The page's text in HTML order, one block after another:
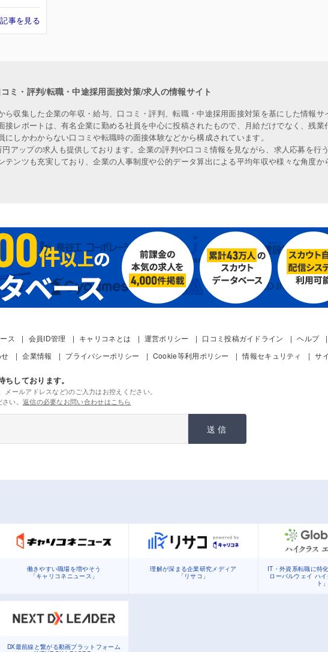
事を見る
ミ・評判/転職・中途採用面接対策/求人の情報サイト
ら収集した企業の年収・給与、口コミ・評判、転職・中途採用面接対策を基にした情報
接レポートは、有名企業に勤める社員を中心に投稿されたもので、月給だけでなく、残
しかわからない口コミや転職時の面接体験などから構成されています。
アップの求人も提供しております。企業の評判や口コミ情報を見ながら、求人応募を行
テンツも充実しており、企業の人事制度や公的データ算出による平均年収や様々な角度
ス 会員ID管理 キャリコネとは 運営ポリシー 口コミ投稿ガイドライン ヘルプ
企業情報 プライバシーポリシー Cookie等利用ポリシー 情報セキュリティ サ
しております。
ールアドレスなど)のご入力はお控えください。
い。 返信の必要なお問い合わせはこちら
送信
働きやすい職場を増やそう
「キャリコネニュース」
理解が深まる企業研究メディア
「リサコ」
IT・外資系転職に特
ローバルウェイ ハ
ト」
DX最前線と繋がる動画プラットフォーム